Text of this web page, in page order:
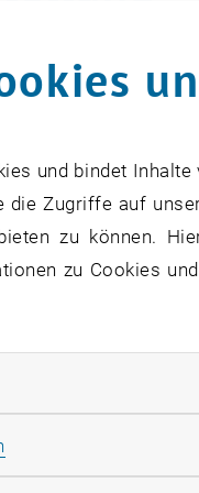
14.
zur
Die
Aufgrund jüngster
bietet die
Wien) der
sowohl die im
und bindet
Zugriffe auf
zu können.
zu Cookies